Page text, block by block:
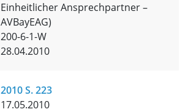
Einheitlicher Ansprechpartner –
AVBayEAG)
200-6-1-W
28.04.2010
2010 S. 223
17.05.2010